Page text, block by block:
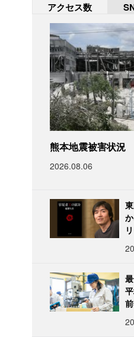
アクセス数
熊本地震被害状況
2026.08.06